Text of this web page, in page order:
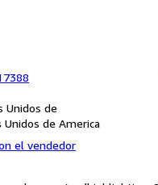
Unidos de
Unidos de America
el vendedor